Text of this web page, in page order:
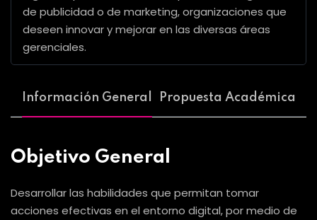
de publicidad o de marketing, organizaciones que
deseen innovar y mejorar en las diversas áreas
gerenciales.
Información General Propuesta Académica
Objetivo General
Desarrollar las habilidades que permitan tomar
acciones efectivas en el entorno digital, por medio de